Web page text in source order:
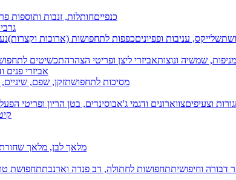
כנפייםחותלות, זנבות ותוספות
שלייקס, עניבות ופפיוניםכפפות לתחפושות (ארוכות וקצרות)
מניפות, שמשיה ונוצותאביזרי ליצן ופריטי הצהרהתכשיטים
אביזרי
מסיכות לתחפושתזקן, שפם, שיניים,
וצעיפיםצווארונים ודגמי ג'אבוסינרים, בטן הריון ופריטי
מלאך לבן, מלאך שחור
דבורה וחיפושיתתחפושות לחתולה, דב פנדה וארנבתתחפושת